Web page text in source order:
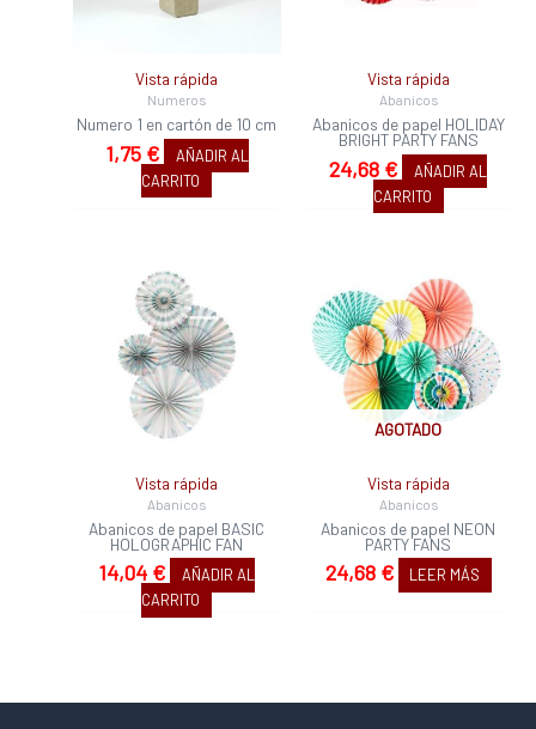
Vista rápida
Numeros
Numero 1 en cartón de 10 cm
1,75 €
AÑADIR AL
CARRITO
Vista rápida
Abanicos
Abanicos de papel HOLIDAY
BRIGHT PARTY FANS
24,68 €
AÑADIR AL
CARRITO
Vista rápida
Abanicos
Abanicos de papel BASIC
HOLOGRAPHIC FAN
14,04 €
AÑADIR AL
CARRITO
AGOTADO
Vista rápida
Abanicos
Abanicos de papel NEON
PARTY FANS
24,68 € LEER MÁS